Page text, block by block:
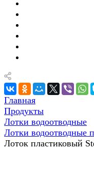
Главная
Продукты
Лотки водоотводные
Лотки водоотводные
Лоток пластиковый